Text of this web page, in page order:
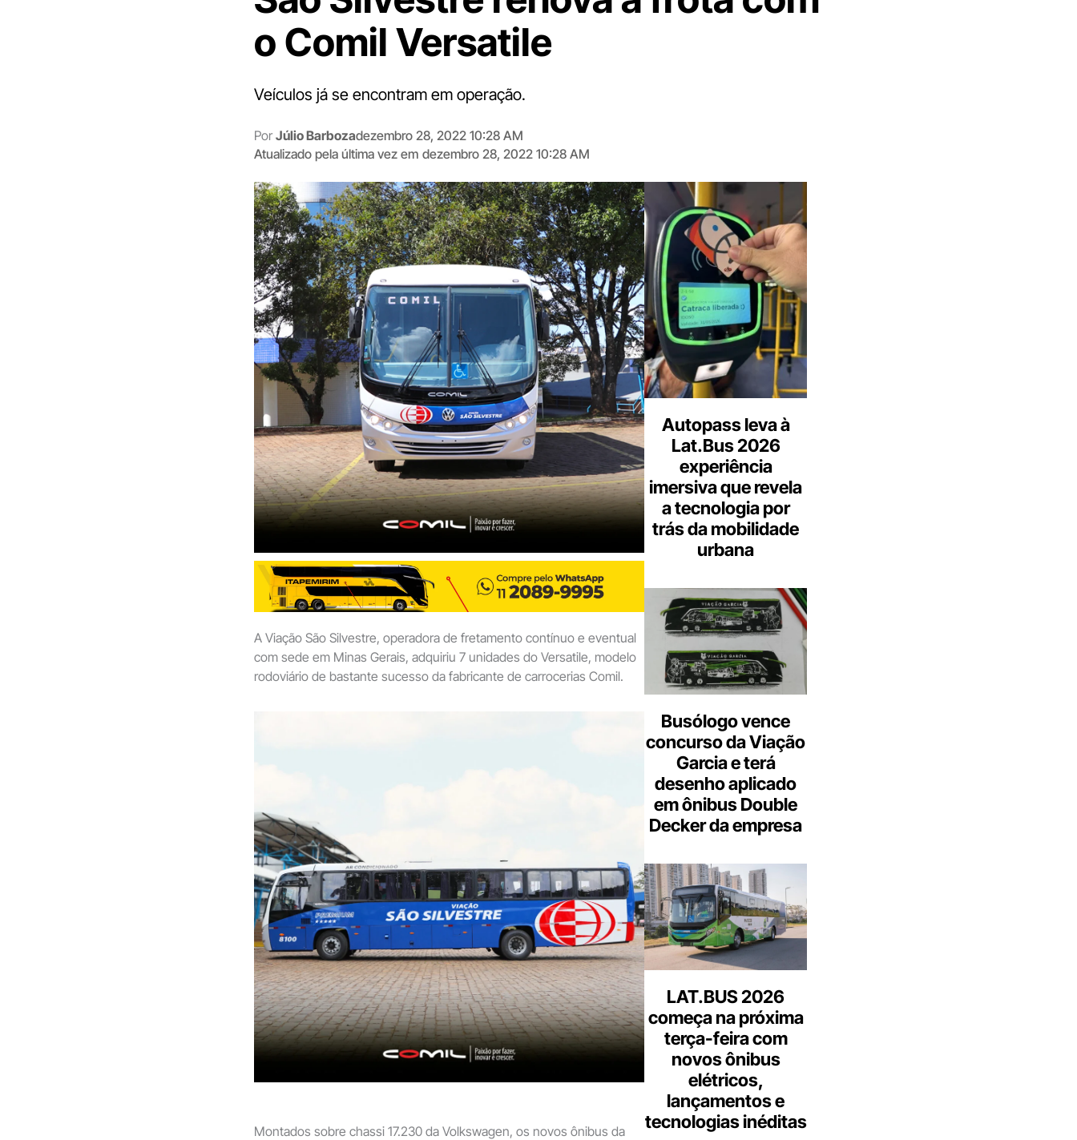
o Comil Versatile
Veículos já se encontram em operação.
Por Júlio Barbozadezembro 28, 2022 10:28 AM
Atualizado pela última vez em dezembro 28, 2022 10:28 AM
A Viação São Silvestre, operadora de fretamento contínuo e eventual
com sede em Minas Gerais, adquiriu 7 unidades do Versatile, modelo
rodoviário de bastante sucesso da fabricante de carrocerias Comil.
Montados sobre chassi 17.230 da Volkswagen, os novos ônibus da
Autopass leva à
Lat.Bus 2026
experiência
imersiva que revela
a tecnologia por
trás da mobilidade
urbana
Busólogo vence
concurso da Viação
Garcia e terá
desenho aplicado
em ônibus Double
Decker da empresa
LAT.BUS 2026
começa na próxima
terça-feira com
novos ônibus
elétricos,
lançamentos e
tecnologias inéditas
Digite
aqui
o
seu
e-
mail